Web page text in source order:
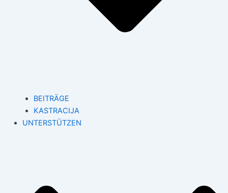
BEITRÄGE
KASTRACIJA
UNTERSTÜTZEN